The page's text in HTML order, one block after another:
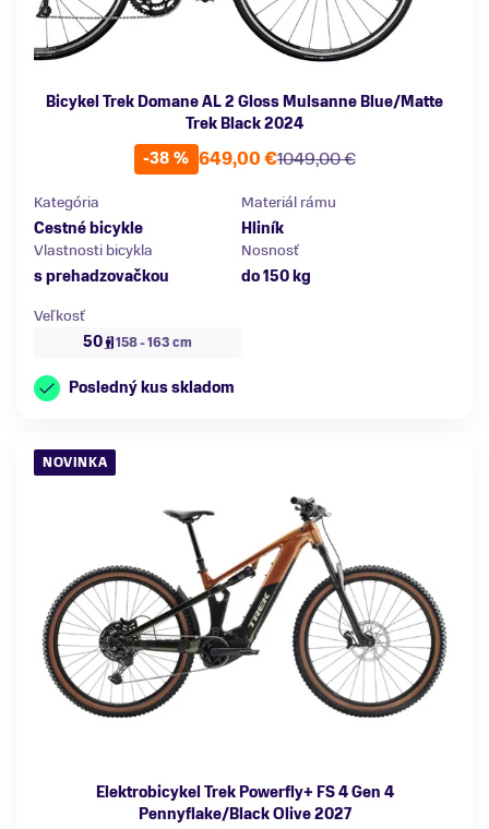
Bicykel Trek Domane AL 2 Gloss Mulsanne Blue/Matte
Trek Black 2024
-38 %
1049,00 €
649,00 €
Kategória
Cestné bicykle
Materiál rámu
Hliník
Vlastnosti bicykla
s prehadzovačkou
Nosnosť
do 150 kg
Veľkosť
50
158 - 163 cm
Posledný kus skladom
NOVINKA
Elektrobicykel Trek Powerfly+ FS 4 Gen 4
Pennyflake/Black Olive 2027